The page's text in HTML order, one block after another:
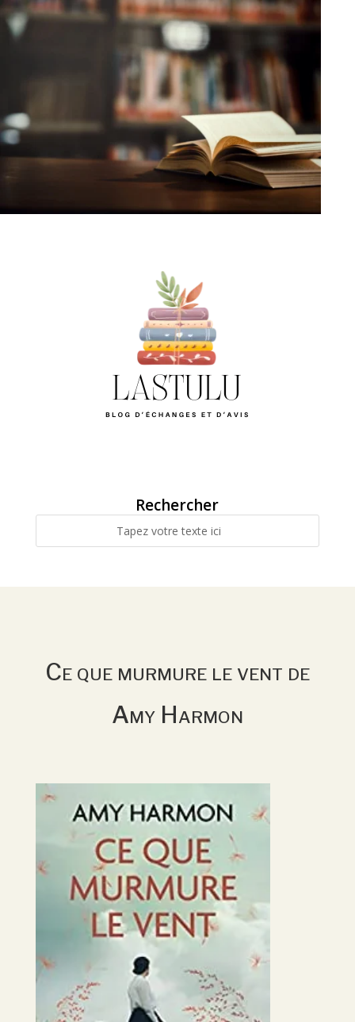
Rechercher
Ce que murmure le vent de
Amy Harmon